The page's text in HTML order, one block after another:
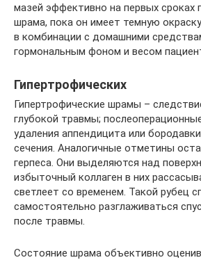
мазей эффективно на первых сроках
шрама, пока он имеет темную
в комбинации с домашними
гормональным фоном и весом
Гипертрофических
Гипертрофические шрамы –
глубокой травмы;
удаления аппендицита или
сечения. Аналогичные отметины
герпеса. Они выделяются над
избыточный коллаген в них
светлеет со временем. Такой рубец
самостоятельно разглаживаться
после травмы.
Состояние шрама объективно